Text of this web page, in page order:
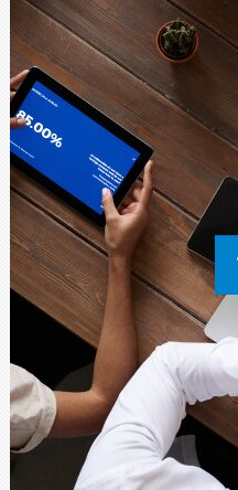
× 80°のノー
ードを切り替
ることなく、
うにします。
密度なスキャ